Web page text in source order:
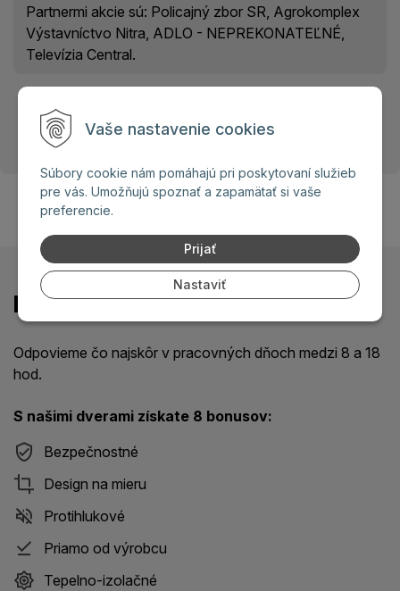
Vaše nastavenie cookies
Súbory cookie nám pomáhajú pri poskytovaní služieb
pre vás. Umožňujú spoznať a zapamätať si vaše
preferencie.
Prijať
Nastaviť
Partnermi akcie sú: Policajný zbor SR, Agrokomplex
Výstavníctvo Nitra, ADLO - NEPREKONATEĽNÉ,
Televízia Central.
Čítať viac
3 4 7
Kontaktujte nás
Odpovieme čo najskôr v pracovných dňoch medzi 8 a 18
hod.
S našimi dverami získate 8 bonusov:
Bezpečnostné
Design na mieru
Protihlukové
Priamo od výrobcu
Tepelno-izolačné